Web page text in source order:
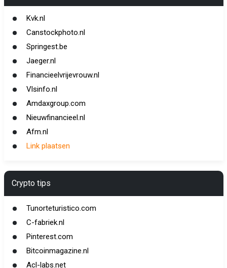
Kvk.nl
Canstockphoto.nl
Springest.be
Jaeger.nl
Financieelvrijevrouw.nl
Vlsinfo.nl
Amdaxgroup.com
Nieuwfinancieel.nl
Afm.nl
Link plaatsen
Crypto tips
Tunorteturistico.com
C-fabriek.nl
Pinterest.com
Bitcoinmagazine.nl
Acl-labs.net